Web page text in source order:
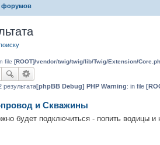
форумов
file [ROOT]/vendor/twig/twig/lib/Twig/Extension/
результата[phpBB Debug] PHP Warning: in file
и Скважины
будет подключиться - попить водицы и